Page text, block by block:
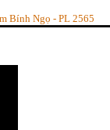
Bính Ngọ - PL 2565